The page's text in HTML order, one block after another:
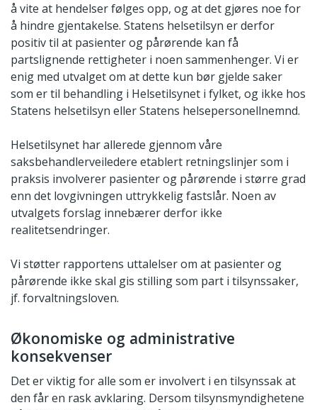
å vite at hendelser følges opp, og at det gjøres noe for
å hindre gjentakelse. Statens helsetilsyn er derfor
positiv til at pasienter og pårørende kan få
partslignende rettigheter i noen sammenhenger. Vi er
enig med utvalget om at dette kun bør gjelde saker
som er til behandling i Helsetilsynet i fylket, og ikke hos
Statens helsetilsyn eller Statens helsepersonellnemnd.
Helsetilsynet har allerede gjennom våre
saksbehandlerveiledere etablert retningslinjer som i
praksis involverer pasienter og pårørende i større grad
enn det lovgivningen uttrykkelig fastslår. Noen av
utvalgets forslag innebærer derfor ikke
realitetsendringer.
Vi støtter rapportens uttalelser om at pasienter og
pårørende ikke skal gis stilling som part i tilsynssaker,
jf. forvaltningsloven.
Økonomiske og administrative
konsekvenser
Det er viktig for alle som er involvert i en tilsynssak at
den får en rask avklaring. Dersom tilsynsmyndighetene